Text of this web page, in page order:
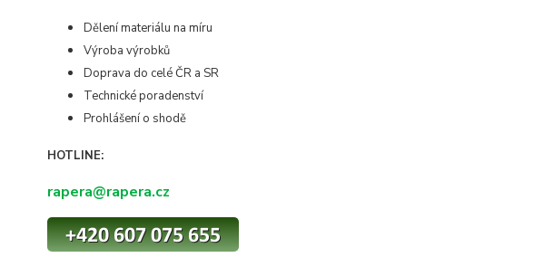
Dělení materiálu na míru
Výroba výrobků
Doprava do celé ČR a SR
Technické poradenství
Prohlášení o shodě
HOTLINE:
rapera@rapera.cz